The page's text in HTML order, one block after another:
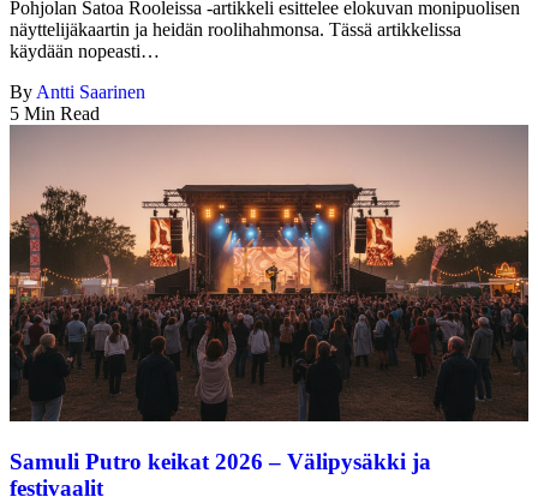
Pohjolan Satoa Rooleissa -artikkeli esittelee elokuvan monipuolisen
näyttelijäkaartin ja heidän roolihahmonsa. Tässä artikkelissa
käydään nopeasti…
By Antti Saarinen
5 Min Read
Samuli Putro keikat 2026 – Välipysäkki ja
festivaalit